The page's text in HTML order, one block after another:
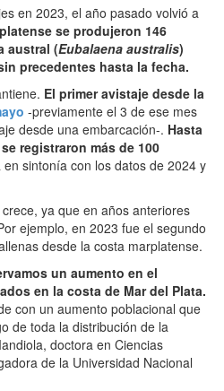
en 2023, el año pasado volvió a
se produjeron 146
austral (Eubalaena australis)
precedentes hasta la fecha.
El primer avistaje desde la
-previamente el 3 de ese mes
desde una embarcación-. Hasta
registraron más de 100
en sintonía con los datos de 2024 y
ya que en años anteriores
ejemplo, en 2023 fue el segundo
desde la costa marplatense.
un aumento en el
en la costa de Mar del Plata.
con un aumento poblacional que
de toda la distribución de la
doctora en Ciencias
de la Universidad Nacional